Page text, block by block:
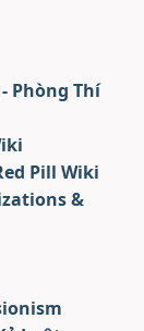
Phòng Thí
Pill Wiki
&